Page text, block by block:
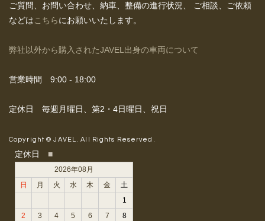
ご質問、お問い合わせ、納車、整備の進行状況、
ご相談、ご依頼
などは こちらにお願いいたします。
弊社以外から購入されたJAVEL出身の車両について
営業時間 9:00 - 18:00
定休日 毎週月曜日、第2・4日曜日、祝日
Copyright © JAVEL. All Rights Reserved.
定休日 ■
2026年08月
日
月 火 水 木 金
土
1
2
3 4 5 6 7
8